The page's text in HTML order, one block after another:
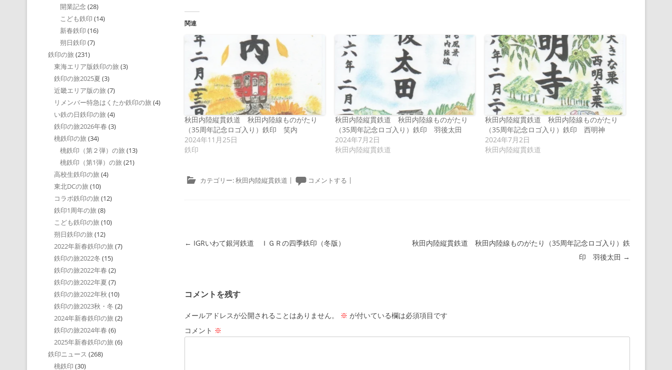
関連
秋田内陸縦貫鉄道 秋田内陸線ものがたり
（35周年記念ロゴ入り）鉄印 笑内
2024年11月25日
鉄印
秋田内陸縦貫鉄道 秋田内陸線ものがたり
（35周年記念ロゴ入り）鉄印 羽後太田
2024年7月2日
秋田内陸縦貫鉄道
秋田内陸縦貫鉄道 秋田内陸線ものがたり
（35周年記念ロゴ入り）鉄印 西明神
2024年7月2日
秋田内陸縦貫鉄道
カテゴリー:秋田内陸縦貫鉄道 | コメントする |
投稿ナビゲーション
← IGRいわて銀河鉄道 ＩＧＲの四季鉄印（冬版）
秋田内陸縦貫鉄道 秋田内陸線ものがたり（35周年記念ロゴ入り）鉄
印 羽後太田 →
コメントを残す
メールアドレスが公開されることはありません。 ※ が付いている欄は必須項目です
コメント ※
開業記念 (28)
こども鉄印 (14)
新春鉄印 (16)
朔日鉄印 (7)
鉄印の旅 (231)
東海エリア版鉄印の旅 (3)
鉄印の旅2025夏 (3)
近畿エリア版の旅 (7)
リメンバー特急はくたか鉄印の旅 (4)
い鉄の日鉄印の旅 (4)
鉄印の旅2026年春 (3)
桃鉄印の旅 (34)
桃鉄印（第２弾）の旅 (13)
桃鉄印（第1弾）の旅 (21)
高校生鉄印の旅 (4)
東北DCの旅 (10)
コラボ鉄印の旅 (12)
鉄印1周年の旅 (8)
こども鉄印の旅 (10)
朔日鉄印の旅 (12)
2022年新春鉄印の旅 (7)
鉄印の旅2022冬 (15)
鉄印の旅2022年春 (2)
鉄印の旅2022年夏 (7)
鉄印の旅2022年秋 (10)
鉄印の旅2023秋・冬 (2)
2024年新春鉄印の旅 (2)
鉄印の旅2024年春 (6)
2025年新春鉄印の旅 (6)
鉄印ニュース (268)
桃鉄印 (30)